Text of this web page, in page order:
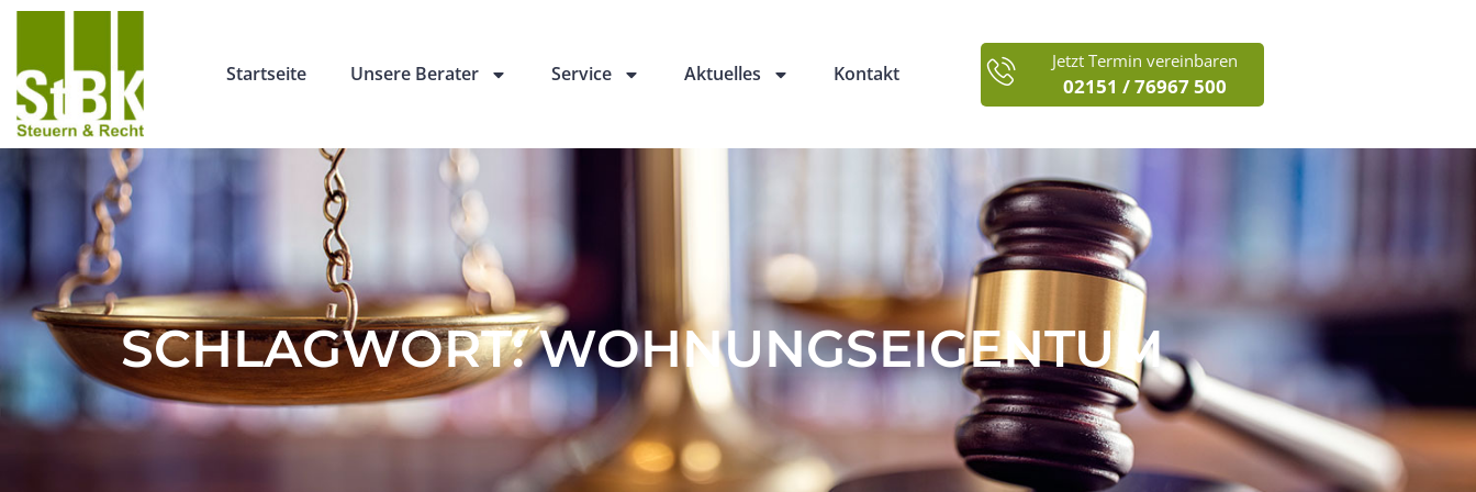
Startseite Unsere Berater Service Aktuelles Kontakt
Jetzt Termin vereinbaren
02151 / 76967 500
SCHLAGWORT: WOHNUNGSEIGENTUM